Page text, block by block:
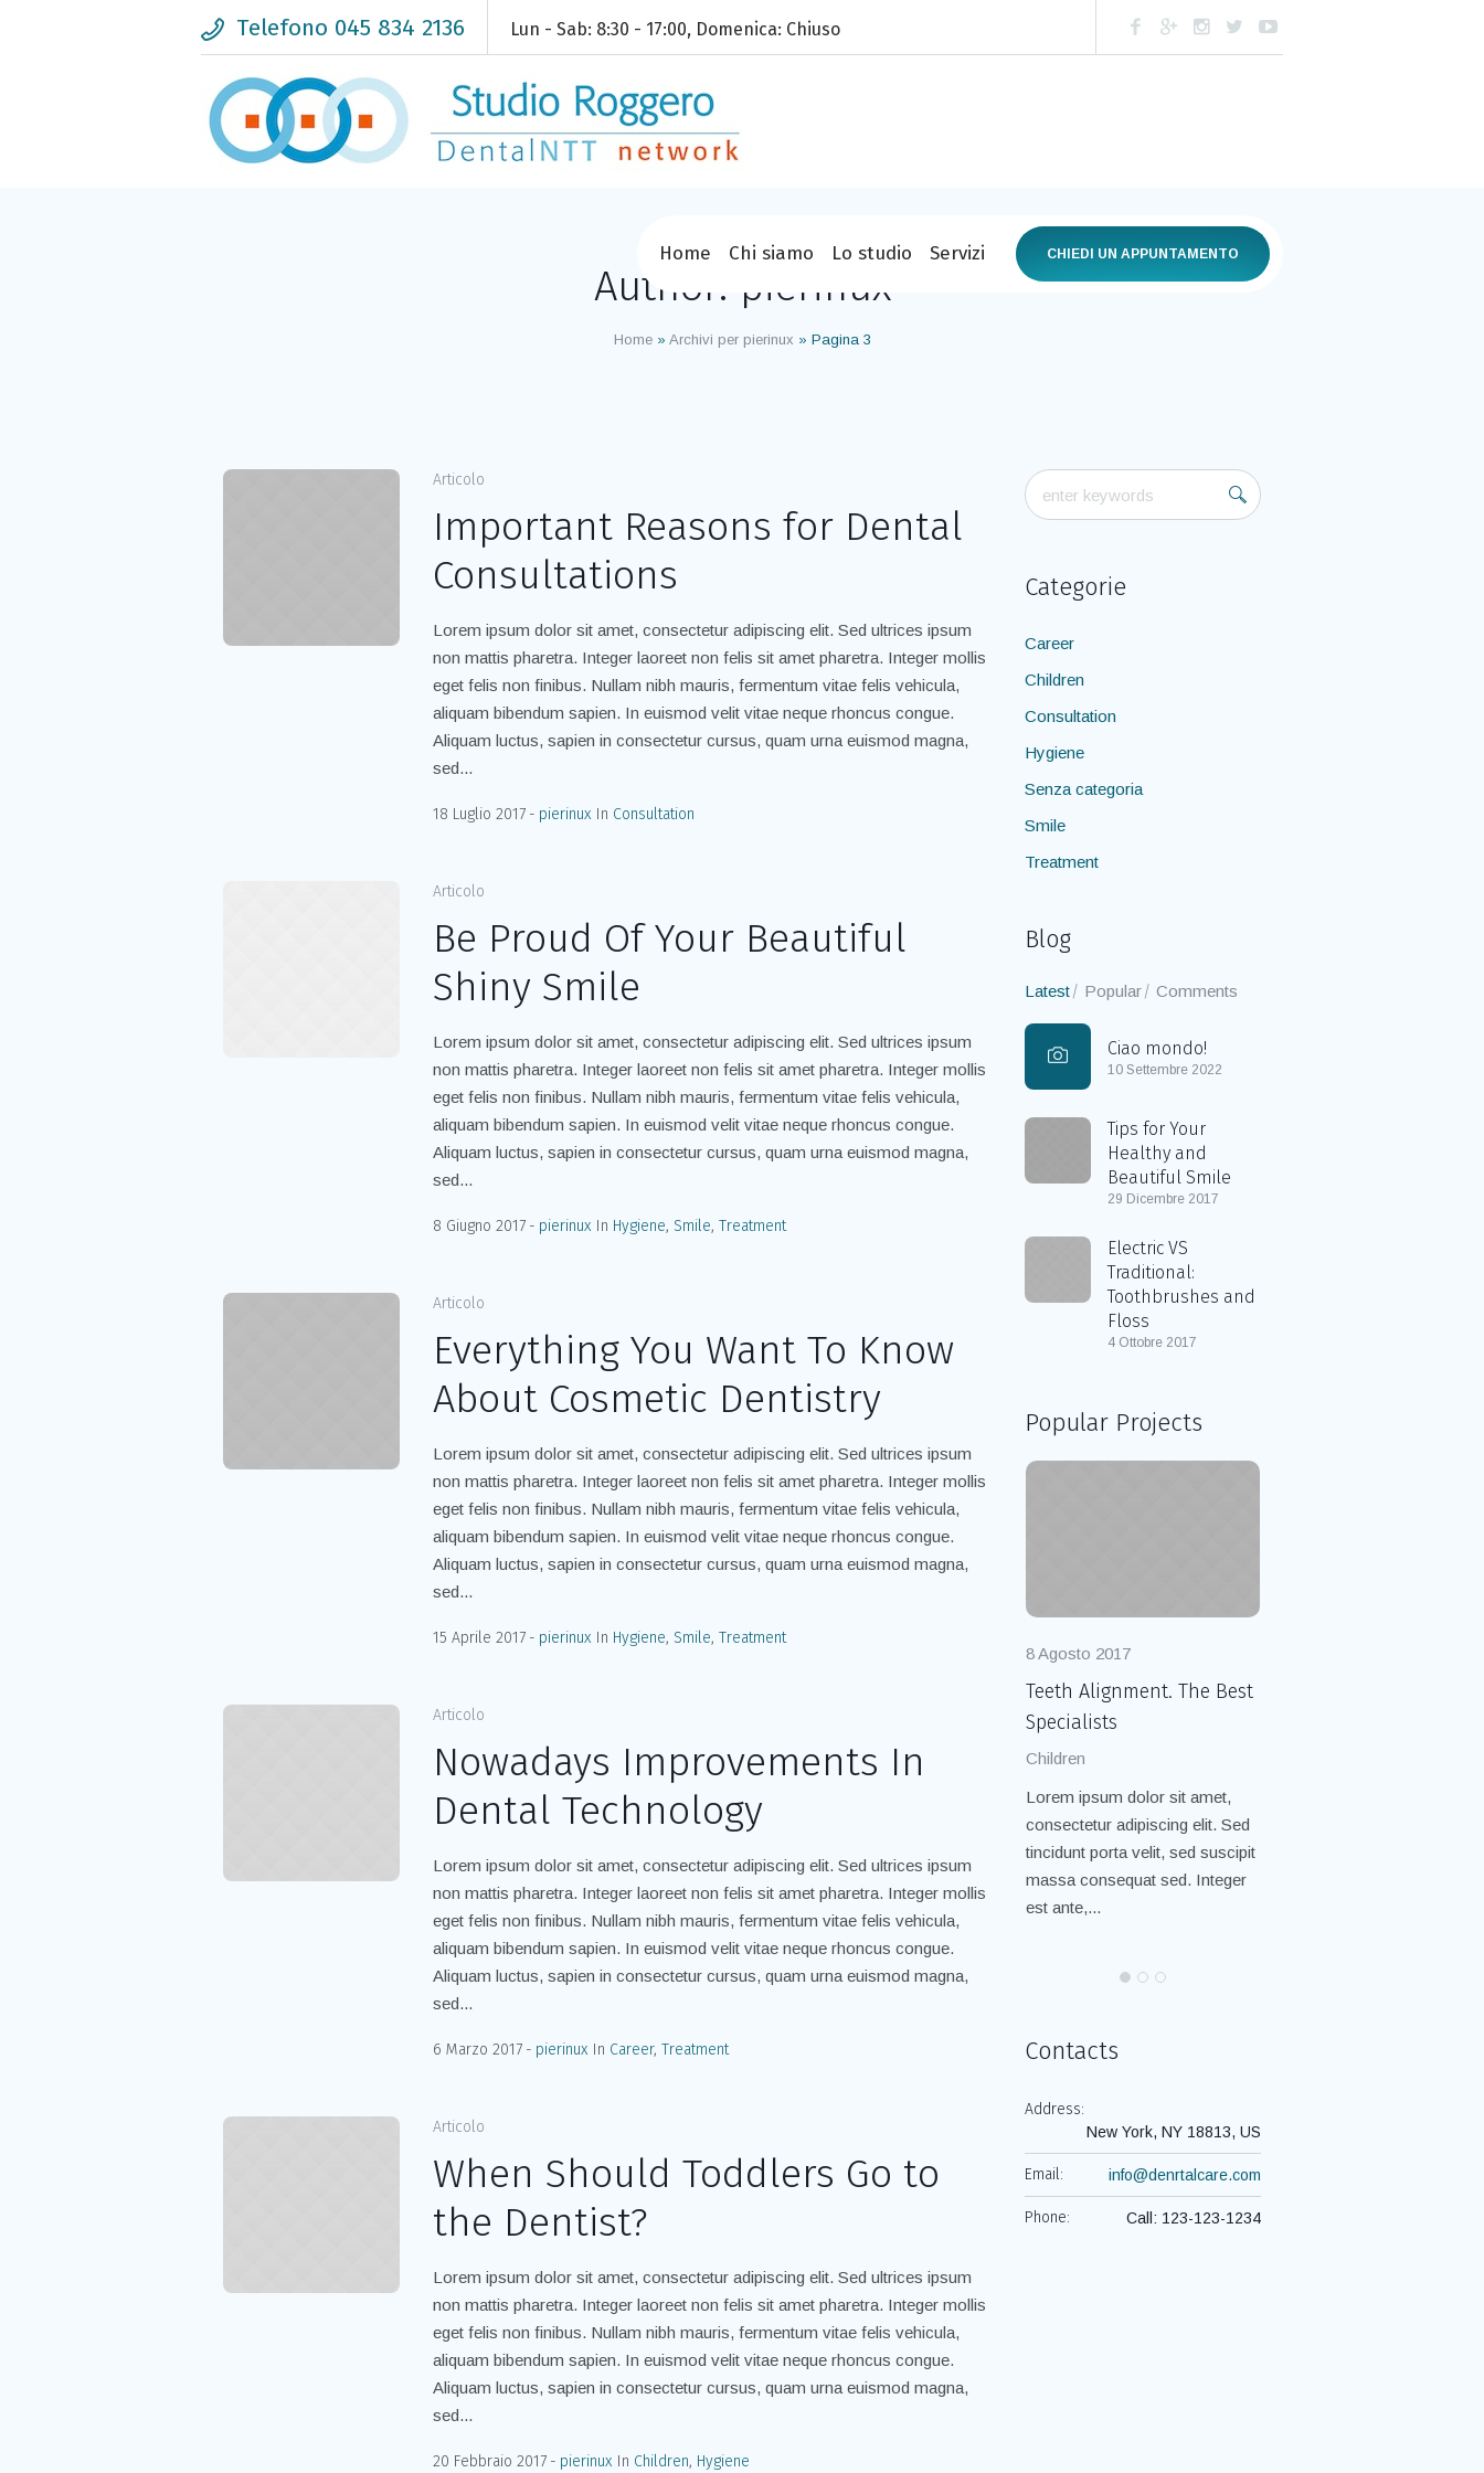
Telefono 045 834 2136 Lun - Sab: 8:30 - 17:00, Domenica: Chiuso
CHIEDI UN APPUNTAMENTO
Home Chi siamo Lo studio Servizi
Author: pierinux
Home» Archivi per pierinux » Pagina 3
Articolo
Important Reasons for Dental
Consultations
Lorem ipsum dolor sit amet, consectetur adipiscing elit. Sed ultrices ipsum
non mattis pharetra. Integer laoreet non felis sit amet pharetra. Integer mollis
eget felis non finibus. Nullam nibh mauris, fermentum vitae felis vehicula,
aliquam bibendum sapien. In euismod velit vitae neque rhoncus congue.
Aliquam luctus, sapien in consectetur cursus, quam urna euismod magna,
sed...
18 Luglio 2017 pierinux In Consultation
Articolo
Be Proud Of Your Beautiful
Shiny Smile
Lorem ipsum dolor sit amet, consectetur adipiscing elit. Sed ultrices ipsum
non mattis pharetra. Integer laoreet non felis sit amet pharetra. Integer mollis
eget felis non finibus. Nullam nibh mauris, fermentum vitae felis vehicula,
aliquam bibendum sapien. In euismod velit vitae neque rhoncus congue.
Aliquam luctus, sapien in consectetur cursus, quam urna euismod magna,
sed...
8 Giugno 2017 pierinux In Hygiene, Smile, Treatment
Articolo
Everything You Want To Know
About Cosmetic Dentistry
Lorem ipsum dolor sit amet, consectetur adipiscing elit. Sed ultrices ipsum
non mattis pharetra. Integer laoreet non felis sit amet pharetra. Integer mollis
eget felis non finibus. Nullam nibh mauris, fermentum vitae felis vehicula,
aliquam bibendum sapien. In euismod velit vitae neque rhoncus congue.
Aliquam luctus, sapien in consectetur cursus, quam urna euismod magna,
sed...
15 Aprile 2017 pierinux In Hygiene, Smile, Treatment
Articolo
Nowadays Improvements In
Dental Technology
Lorem ipsum dolor sit amet, consectetur adipiscing elit. Sed ultrices ipsum
non mattis pharetra. Integer laoreet non felis sit amet pharetra. Integer mollis
eget felis non finibus. Nullam nibh mauris, fermentum vitae felis vehicula,
aliquam bibendum sapien. In euismod velit vitae neque rhoncus congue.
Aliquam luctus, sapien in consectetur cursus, quam urna euismod magna,
sed...
6 Marzo 2017 pierinux In Career, Treatment
Articolo
When Should Toddlers Go to
the Dentist?
Lorem ipsum dolor sit amet, consectetur adipiscing elit. Sed ultrices ipsum
non mattis pharetra. Integer laoreet non felis sit amet pharetra. Integer mollis
eget felis non finibus. Nullam nibh mauris, fermentum vitae felis vehicula,
aliquam bibendum sapien. In euismod velit vitae neque rhoncus congue.
Aliquam luctus, sapien in consectetur cursus, quam urna euismod magna,
sed...
20 Febbraio 2017 pierinux In Children, Hygiene
Categorie
Career
Children
Consultation
Hygiene
Senza categoria
Smile
Treatment
Blog
Latest Popular Comments
Ciao mondo!
10 Settembre 2022
Tips for Your
Healthy and
Beautiful Smile
29 Dicembre 2017
Electric VS
Traditional:
Toothbrushes and
Floss
4 Ottobre 2017
Popular Projects
8 Agosto 2017
Teeth Alignment. The Best
Specialists
Children
Lorem ipsum dolor sit amet,
consectetur adipiscing elit. Sed
tincidunt porta velit, sed suscipit
massa consequat sed. Integer
est ante,...
Contacts
Address:
New York, NY 18813, US
Email: info@denrtalcare.com
Phone: Call: 123-123-1234